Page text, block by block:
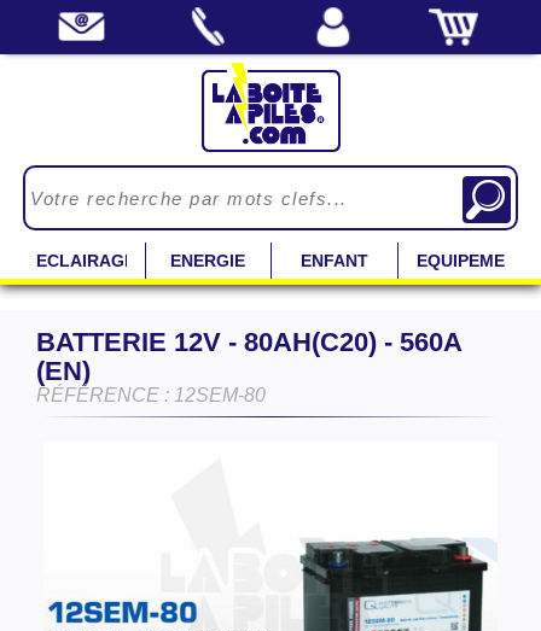
ECLAIRAGE ENERGIE ENFANT EQUIPEMENT
BATTERIE 12V - 80AH(C20) - 560A
(EN)
RÉFÉRENCE : 12SEM-80